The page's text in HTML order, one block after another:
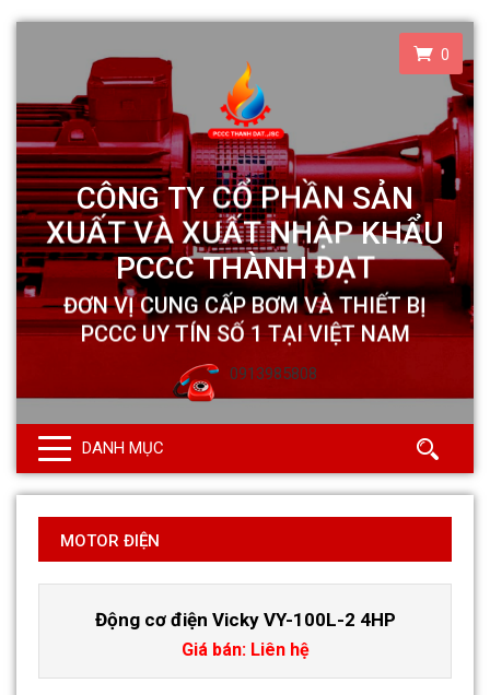
0
0913985808
DANH MỤC
MOTOR ĐIỆN
Động cơ điện Vicky VY-100L-2 4HP
Giá bán: Liên hệ